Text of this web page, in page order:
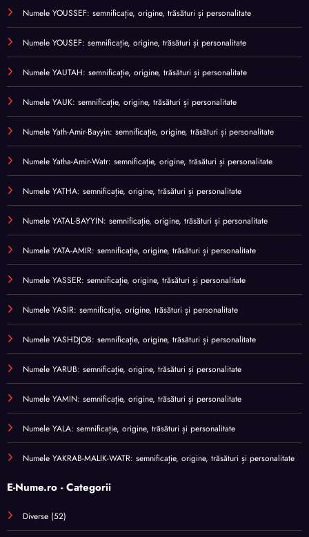
Numele YOUSSEF: semnificație, origine, trăsături și personalitate
Numele YOUSEF: semnificație, origine, trăsături și personalitate
Numele YAUTAH: semnificație, origine, trăsături și personalitate
Numele YAUK: semnificație, origine, trăsături și personalitate
Numele Yath-Amir-Bayyin: semnificație, origine, trăsături și personalitate
Numele Yatha-Amir-Watr: semnificație, origine, trăsături și personalitate
Numele YATHA: semnificație, origine, trăsături și personalitate
Numele YATAL-BAYYIN: semnificație, origine, trăsături și personalitate
Numele YATA-AMIR: semnificație, origine, trăsături și personalitate
Numele YASSER: semnificație, origine, trăsături și personalitate
Numele YASIR: semnificație, origine, trăsături și personalitate
Numele YASHDJOB: semnificație, origine, trăsături și personalitate
Numele YARUB: semnificație, origine, trăsături și personalitate
Numele YAMIN: semnificație, origine, trăsături și personalitate
Numele YALA: semnificație, origine, trăsături și personalitate
Numele YAKRAB-MALIK-WATR: semnificație, origine, trăsături și personalitate
E-Nume.ro - Categorii
Diverse (52)